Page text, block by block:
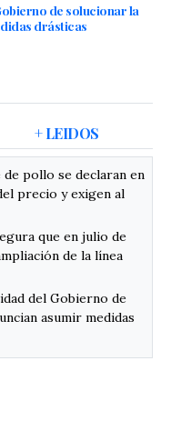
de solucionar la
drásticas
+ LEIDOS
pollo se declaran en
precio y exigen al
que en julio de
de la línea
del Gobierno de
asumir medidas